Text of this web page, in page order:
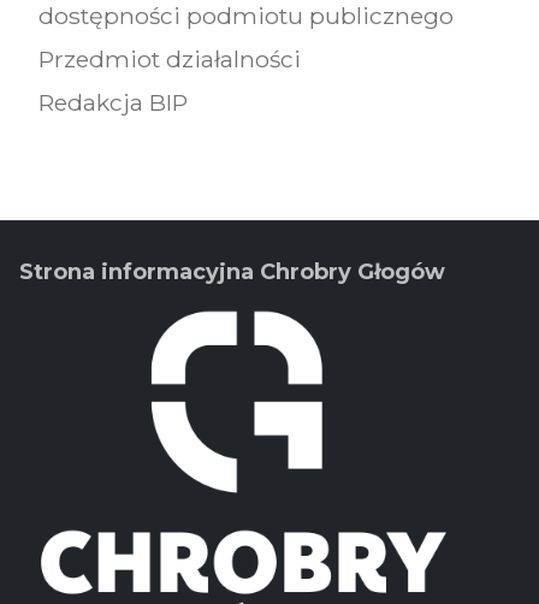
dostępności podmiotu publicznego
Przedmiot działalności
Redakcja BIP
Strona informacyjna Chrobry Głogów